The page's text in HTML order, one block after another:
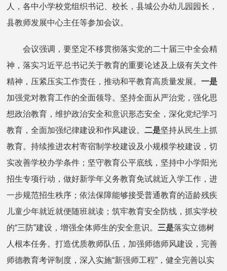
人，各中小学校党组织书记、校长，县城公办幼儿园园长，
县教师发展中心主任等参加会议。
会议强调，要坚定不移贯彻落实党的二十届三中全会精
神，落实习近平总书记关于教育的重要论述及上级有关文件
精神，压紧压实工作责任，推动和平教育高质量发展。一是
加强党对教育工作的全面领导。坚持全面从严治党，强化思
想政治教育，维护政治安全和意识形态安全，深化党纪学习
教育，全面加强纪律建设和作风建设。二是坚持从民生上抓
教育。持续推进农村寄宿制学校建设及小规模学校建设，切
实改善学校办学条件；坚守教育公平底线，坚持中小学阳光
招生专项行动，做好新学年义务教育免试就近入学工作，进
一步规范招生秩序；依法保障能够接受普通教育的适龄残疾
儿童少年就近就便随班就读；筑牢教育安全防线，抓实学校
的“三防”建设，增强全体师生的安全意识。 三是落实立德树
人根本任务。打造优质教师队伍，加强师德师风建设，完善
师德教育考评制度，深入实施“新强师工程”，健全完善以实